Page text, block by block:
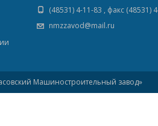
(48531) 4-11-83 , факс (48531)
nmzzavod@mail.ru
Машиностроительный завод»